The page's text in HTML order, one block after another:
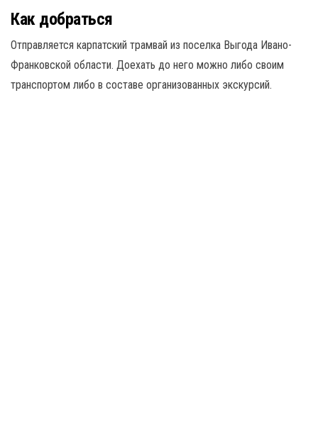
Как добраться
Отправляется карпатский трамвай из поселка Выгода Ивано-
Франковской области. Доехать до него можно либо своим
транспортом либо в составе организованных экскурсий.